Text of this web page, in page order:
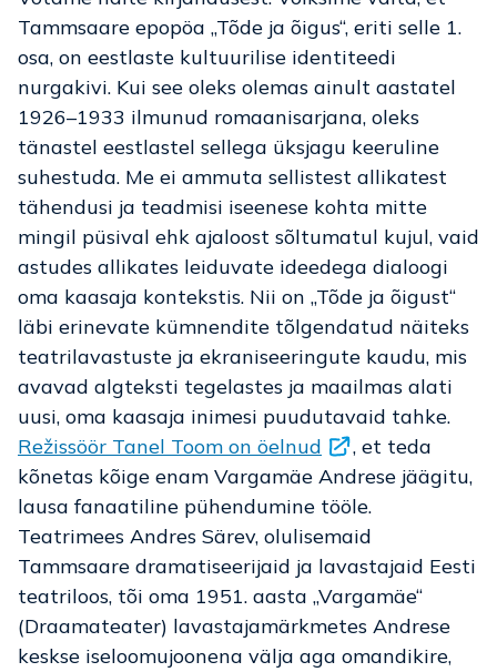
Tammsaare epopöa „Tõde ja õigus“, eriti selle 1.
osa, on eestlaste kultuurilise identiteedi
nurgakivi. Kui see oleks olemas ainult aastatel
1926–1933 ilmunud romaanisarjana, oleks
tänastel eestlastel sellega üksjagu keeruline
suhestuda. Me ei ammuta sellistest allikatest
tähendusi ja teadmisi iseenese kohta mitte
mingil püsival ehk ajaloost sõltumatul kujul, vaid
astudes allikates leiduvate ideedega dialoogi
oma kaasaja kontekstis. Nii on „Tõde ja õigust“
läbi erinevate kümnendite tõlgendatud näiteks
teatrilavastuste ja ekraniseeringute kaudu, mis
avavad algteksti tegelastes ja maailmas alati
uusi, oma kaasaja inimesi puudutavaid tahke.
Režissöör Tanel Toom on öelnud
, et teda
kõnetas kõige enam Vargamäe Andrese jäägitu,
lausa fanaatiline pühendumine tööle.
Teatrimees Andres Särev, olulisemaid
Tammsaare dramatiseerijaid ja lavastajaid Eesti
teatriloos, tõi oma 1951. aasta „Vargamäe“
(Draamateater) lavastajamärkmetes Andrese
keskse iseloomujoonena välja aga omandikire,